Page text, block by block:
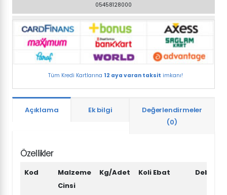
Pompalar
(ATS
POM015)
adet
05458128000
Tüm Kredi Kartlarına 12 aya varan taksit imkanı!
Açıklama Ek bilgi
Değerlendirmeler
(0)
Özellikler
Kod
Malzeme
Cinsi
Kg/Adet Koli Ebat